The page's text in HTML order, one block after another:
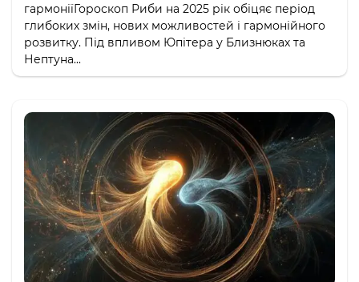
гармоніїГороскоп Риби на 2025 рік обіцяє період
глибоких змін, нових можливостей і гармонійного
розвитку. Під впливом Юпітера у Близнюках та
Нептуна...